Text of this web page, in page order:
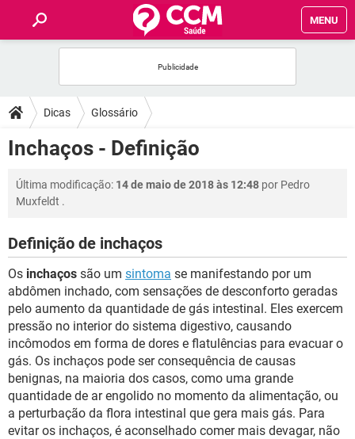
MENU
FÓRUM
SAÚDE
FAMÍLIA
SEXUALIDADE
GLOSSÁRIO
Dicas Glossário
Inchaços - Definição
Última modificação: 14 de maio de 2018 às 12:48 por Pedro
Muxfeldt .
Definição de inchaços
Os inchaços são um sintoma se manifestando por um
abdômen inchado, com sensações de desconforto geradas
pelo aumento da quantidade de gás intestinal. Eles exercem
pressão no interior do sistema digestivo, causando
incômodos em forma de dores e flatulências para evacuar o
gás. Os inchaços pode ser consequência de causas
benignas, na maioria dos casos, como uma grande
quantidade de ar engolido no momento da alimentação, ou
a perturbação da flora intestinal que gera mais gás. Para
evitar os inchaços, é aconselhado comer mais devagar, não